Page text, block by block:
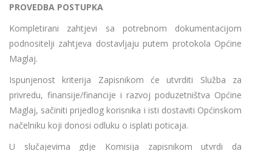
PROVEDBA POSTUPKA
Kompletirani zahtjevi sa potrebnom dokumentacijom
podnositelji zahtjeva dostavljaju putem protokola Općine
Maglaj.
Ispunjenost kriterija Zapisnikom će utvrditi Služba za
privredu, finansije/financije i razvoj poduzetništva Općine
Maglaj, sačiniti prijedlog korisnika i isti dostaviti Općinskom
načelniku koji donosi odluku o isplati poticaja.
U slučajevima gdje Komisija zapisnikom utvrdi da